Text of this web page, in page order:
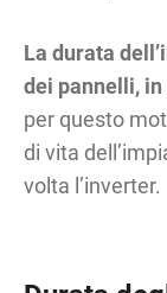
La durata
dei pannelli,
per questo
di vita
volta l’inverter.